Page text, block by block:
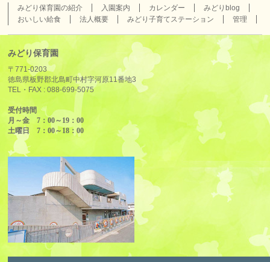
みどり保育園の紹介 入園案内 カレンダー
みどりblog
おいしい給食
法人概要 みどり子育てステーション 管理
みどり保育園
〒771-0203
徳島県板野郡北島町中村字河原11番地3
TEL・FAX :088-699-5075
受付時間
月～金 7：00～19：00
土曜日 7：00～18：00